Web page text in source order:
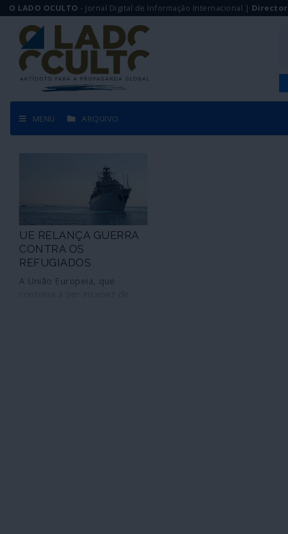
O LADO OCULTO - Jornal Digital de Informação Internacional | Director
MENU ARQUIVO
UE RELANÇA GUERRA
CONTRA OS
REFUGIADOS
A União Europeia, que